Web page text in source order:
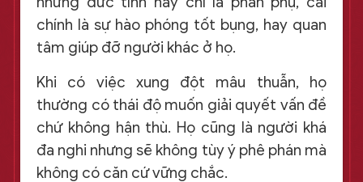
chính là sự hào phóng tốt bụng, hay quan
tâm giúp đỡ người khác ở họ.
Khi có việc xung đột mâu thuẫn, họ
thường có thái độ muốn giải quyết vấn đề
chứ không hận thù. Họ cũng là người khá
đa nghi nhưng sẽ không tùy ý phê phán mà
không có căn cứ vững chắc.